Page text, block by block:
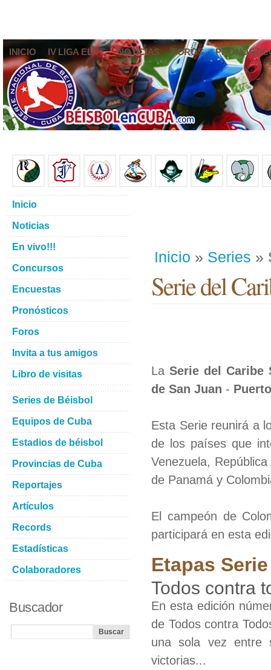
INICIO IV LIGA ELITE NOTICIAS FOROS
Inicio » Series »
Serie del
La Serie del Caribe
de San Juan -
Esta Serie reunirá a
de los países que
Venezuela,
de Panamá y
El campeón de
participará en esta
Etapas
Todos contra
En esta edición
de Todos contra
una sola vez entre
victorias...
Inicio
Noticias
En vivo!!!
Concursos
Encuestas
Pronósticos
Foros
Invita a tus amigos
Libro de visitas
Series de Béisbol
Equipos de Cuba
Estadios de béisbol
Provincias de Cuba
Reportajes
Artículos
Records
Estadísticas
Colaboradores
Buscador